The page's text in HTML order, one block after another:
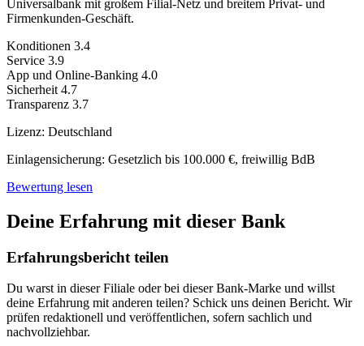
Universalbank mit großem Filial-Netz und breitem Privat- und
Firmenkunden-Geschäft.
Konditionen 3.4
Service 3.9
App und Online-Banking 4.0
Sicherheit 4.7
Transparenz 3.7
Lizenz: Deutschland
Einlagensicherung: Gesetzlich bis 100.000 €, freiwillig BdB
Bewertung lesen
Deine Erfahrung mit dieser Bank
Erfahrungsbericht teilen
Du warst in dieser Filiale oder bei dieser Bank-Marke und willst
deine Erfahrung mit anderen teilen? Schick uns deinen Bericht. Wir
prüfen redaktionell und veröffentlichen, sofern sachlich und
nachvollziehbar.